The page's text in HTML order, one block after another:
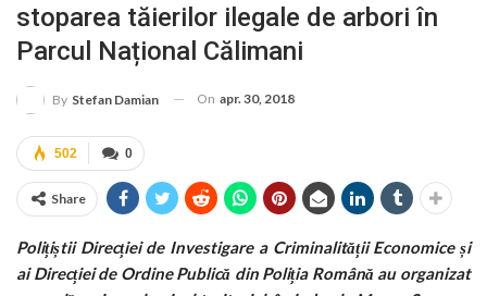
stoparea tăierilor ilegale de arbori în
Parcul Național Călimani
By Stefan Damian On apr. 30, 2018
0
502
Share
Polițiștii Direcției de Investigare a Criminalității Economice și
ai Direcției de Ordine Publică din Poliția Română au organizat